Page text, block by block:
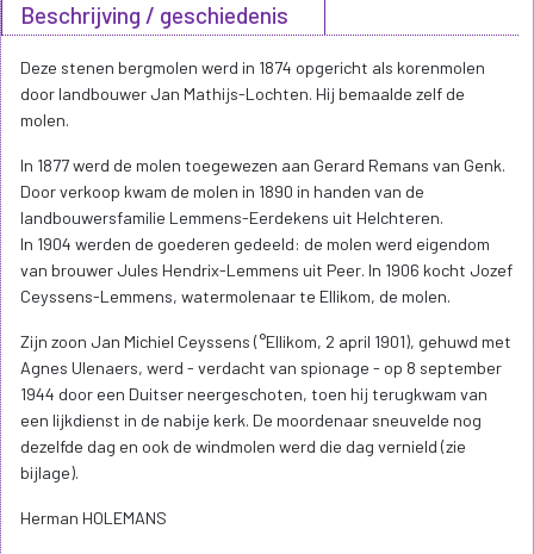
Beschrijving / geschiedenis
Deze stenen bergmolen werd in 1874 opgericht als korenmolen
door landbouwer Jan Mathijs-Lochten. Hij bemaalde zelf de
molen.
In 1877 werd de molen toegewezen aan Gerard Remans van Genk.
Door verkoop kwam de molen in 1890 in handen van de
landbouwersfamilie Lemmens-Eerdekens uit Helchteren.
In 1904 werden de goederen gedeeld: de molen werd eigendom
van brouwer Jules Hendrix-Lemmens uit Peer. In 1906 kocht Jozef
Ceyssens-Lemmens, watermolenaar te Ellikom, de molen.
Zijn zoon Jan Michiel Ceyssens (°Ellikom, 2 april 1901), gehuwd met
Agnes Ulenaers, werd - verdacht van spionage - op 8 september
1944 door een Duitser neergeschoten, toen hij terugkwam van
een lijkdienst in de nabije kerk. De moordenaar sneuvelde nog
dezelfde dag en ook de windmolen werd die dag vernield (zie
bijlage).
Herman HOLEMANS